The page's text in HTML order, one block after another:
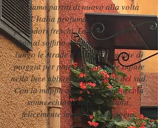
E siamo partiti di nuovo alla volta
dell’Italia profumata di basilico e
pomodori freschi. La macchina piena
fino al soffitto di bagagli sfrecciava
lungo le strade d’Europa bagnate di
pioggia per potersi finalmente tuffare
nella luce abbagliante del sole del sud.
Con la mappa aperta sulle ginocchia
sonnecchiavo seduta davanti,
felicemente immersa nel viaggio.